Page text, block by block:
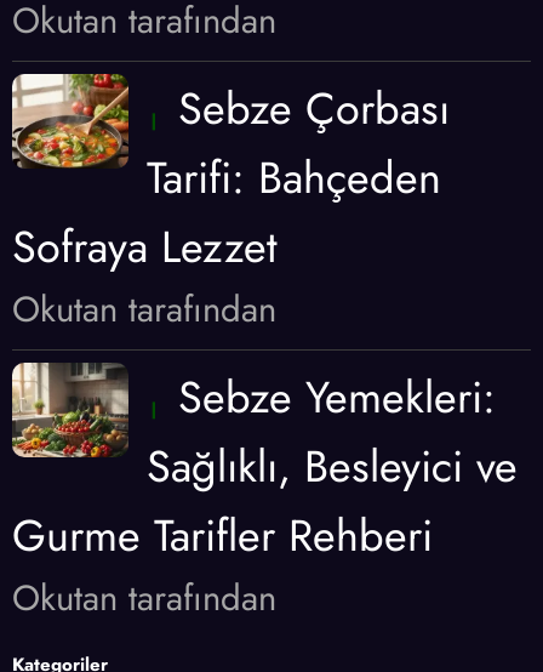
Okutan tarafından
Sebze Çorbası
Tarifi: Bahçeden
Sofraya Lezzet
Okutan tarafından
Sebze Yemekleri:
Sağlıklı, Besleyici ve
Gurme Tarifler Rehberi
Okutan tarafından
Kategoriler